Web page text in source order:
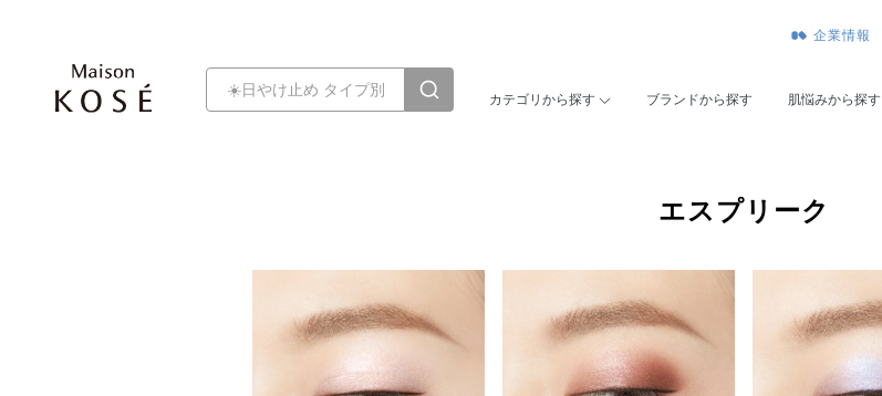
企業情報
カテゴリから探す ブランドから探す 肌悩みから探す
エスプリーク